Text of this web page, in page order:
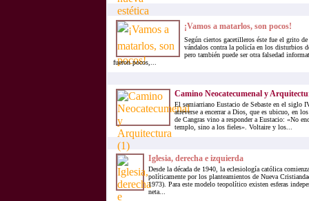
¡Vamos a matarlos, son pocos!
Según ciertos gacetilleros éste fue el grito
vándalos contra la policía en los disturbios
pero también puede ser otra falsedad
fueron pocos,...
Camino Neocatecumenal y
El semiarriano Eustacio de Sebaste en el siglo
atreverse a encerrar a Dios, que es ubicuo, en
de Cangras vino a responder a Eustacio: «No
templo, sino a los fieles». Voltaire y los...
Iglesia, derecha e izquierda
Desde la década de 1940, la eclesiología católica
políticamente por los planteamientos de Nueva
1973). Para este modelo teopolítico existen esferas
neta...